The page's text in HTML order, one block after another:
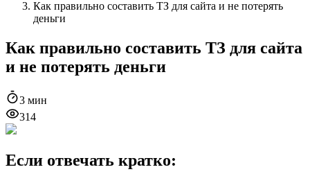
Как правильно составить ТЗ для сайта и не потерять
деньги
Как правильно составить ТЗ для сайта
и не потерять деньги
3 мин
314
Если отвечать кратко: